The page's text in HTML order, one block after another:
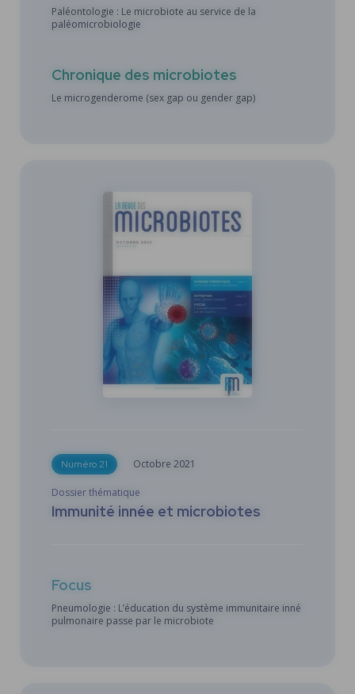
Paléontologie : Le microbiote au service de la
paléomicrobiologie
Chronique des microbiotes
Le microgenderome (sex gap ou gender gap)
Numéro 21 Octobre 2021
Dossier thématique
Immunité innée et microbiotes
Focus
Pneumologie : L’éducation du système immunitaire inné
pulmonaire passe par le microbiote